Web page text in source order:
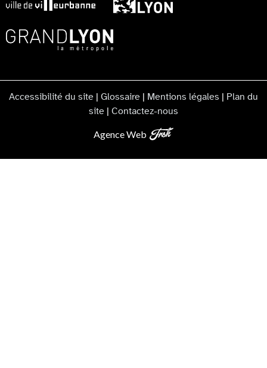
Accessibilité du site Glossaire Mentions légales
Plan du
site
Contactez-nous
Agence Web